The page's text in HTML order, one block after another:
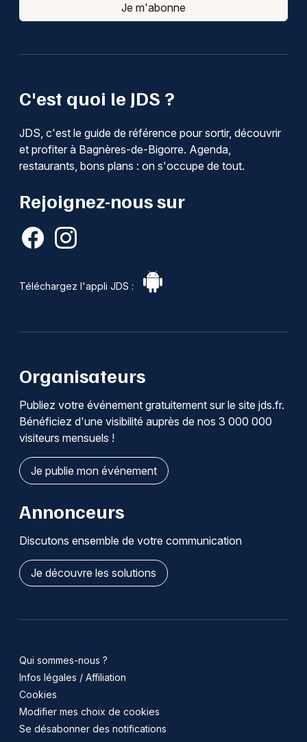
C'est quoi le JDS ?
JDS, c'est le guide de référence pour sortir, découvrir
et profiter à Bagnères-de-Bigorre. Agenda,
restaurants, bons plans : on s'occupe de tout.
Rejoignez-nous sur
Téléchargez l'appli JDS :
Je m'abonne
Organisateurs
Publiez votre événement gratuitement sur le site jds.fr.
Bénéficiez d'une visibilité auprès de nos 3 000 000
visiteurs mensuels !
Je publie mon événement
Annonceurs
Discutons ensemble de votre communication
Je découvre les solutions
Qui sommes-nous ?
Infos légales / Affiliation
Cookies
Modifier mes choix de cookies
Se désabonner des notifications